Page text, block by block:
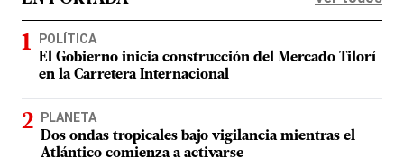
POLÍTICA
El Gobierno inicia construcción del Mercado Tilorí
en la Carretera Internacional
PLANETA
Dos ondas tropicales bajo vigilancia mientras el
Atlántico comienza a activarse